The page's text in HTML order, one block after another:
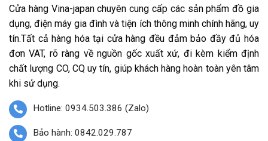
Cửa hàng Vina-japan chuyên cung cấp các sản phẩm đồ gia
dụng, điện máy gia đình và tiện ích thông minh chính hãng, uy
tín.Tất cả hàng hóa tại cửa hàng đều đảm bảo đầy đủ hóa
đơn VAT, rõ ràng về nguồn gốc xuất xứ, đi kèm kiểm định
chất lượng CO, CQ uy tín, giúp khách hàng hoàn toàn yên tâm
khi sử dụng.
Hotline: 0934.503.386 (Zalo)
Bảo hành: 0842.029.787